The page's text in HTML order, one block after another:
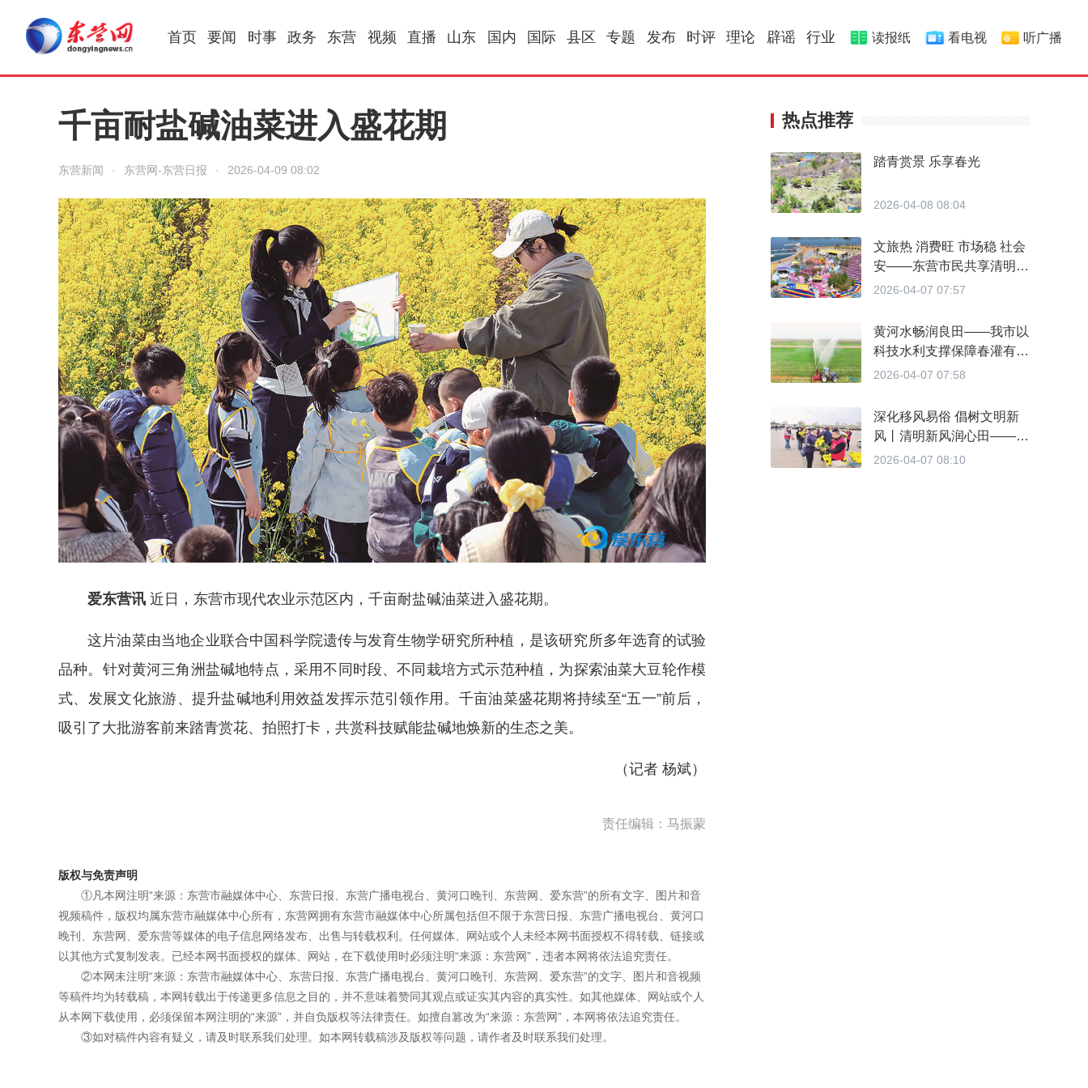
首页 要闻 时事 政务 东营 视频 直播 山东 国内 国际 县区 专题 发布 时评 理论 辟谣 行业 读报纸 看电视 听广播
千亩耐盐碱油菜进入盛花期
东营新闻 · 东营网-东营日报 · 2026-04-09 08:02
爱东营讯 近日，东营市现代农业示范区内，千亩耐盐碱油菜进入盛花期。
这片油菜由当地企业联合中国科学院遗传与发育生物学研究所种植，是该研究所多年选育的试验
品种。针对黄河三角洲盐碱地特点，采用不同时段、不同栽培方式示范种植，为探索油菜大豆轮作模
式、发展文化旅游、提升盐碱地利用效益发挥示范引领作用。千亩油菜盛花期将持续至“五一”前后，
吸引了大批游客前来踏青赏花、拍照打卡，共赏科技赋能盐碱地焕新的生态之美。
（记者 杨斌）
责任编辑：马振蒙
版权与免责声明
①凡本网注明“来源：东营市融媒体中心、东营日报、东营广播电视台、黄河口晚刊、东营网、爱东营”的所有文字、图片和音
视频稿件，版权均属东营市融媒体中心所有，东营网拥有东营市融媒体中心所属包括但不限于东营日报、东营广播电视台、黄河口
晚刊、东营网、爱东营等媒体的电子信息网络发布、出售与转载权利。任何媒体、网站或个人未经本网书面授权不得转载、链接或
以其他方式复制发表。已经本网书面授权的媒体、网站，在下载使用时必须注明“来源：东营网”，违者本网将依法追究责任。
②本网未注明“来源：东营市融媒体中心、东营日报、东营广播电视台、黄河口晚刊、东营网、爱东营”的文字、图片和音视频
等稿件均为转载稿，本网转载出于传递更多信息之目的，并不意味着赞同其观点或证实其内容的真实性。如其他媒体、网站或个人
从本网下载使用，必须保留本网注明的“来源”，并自负版权等法律责任。如擅自篡改为“来源：东营网”，本网将依法追究责任。
③如对稿件内容有疑义，请及时联系我们处理。如本网转载稿涉及版权等问题，请作者及时联系我们处理。
热点推荐
踏青赏景 乐享春光
2026-04-08 08:04
文旅热 消费旺 市场稳 社会
安——东营市民共享清明假
期“四重奏”
2026-04-07 07:57
黄河水畅润良田——我市以
科技水利支撑保障春灌有序
推进
2026-04-07 07:58
深化移风易俗 倡树文明新
风丨清明新风润心田——我
市多措并举倡树文明祭扫新
2026-04-07 08:10